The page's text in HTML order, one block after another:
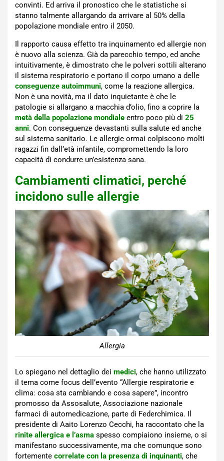
convinti. Ed arriva il pronostico che le statistiche si
stanno talmente allargando da arrivare al 50% della
popolazione mondiale entro il 2050.
Il rapporto causa effetto tra inquinamento ed allergie non
è nuovo alla scienza. Già da parecchio tempo, ed anche
intuitivamente, è dimostrato che le polveri sottili alterano
il sistema respiratorio e portano il corpo umano a delle
conseguenze autoimmuni, come la reazione allergica.
Non è una novità, ma il dato inquietante è che le
patologie si allargano a macchia d’olio, fino a coprire la
metà della popolazione mondiale entro poco più di 25
anni. Con conseguenze devastanti sulla salute ed anche
sul sistema sanitario. Le allergie ormai colpiscono molti
ragazzi fin dall’età infantile, compromettendo la loro
capacità di condurre un’esistenza sana.
Cambiamenti climatici, perché
incidono sulle allergie
Allergia
Lo spiegano nel dettaglio dei medici, che hanno utilizzato
il tema come focus dell’evento “Allergie respiratorie e
clima: cosa sta cambiando e cosa sapere”, incontro
promosso da Assosalute, Associazione nazionale
farmaci di automedicazione, parte di Federchimica. Il
presidente di Aaito Lorenzo Cecchi, ha raccontato che la
rinite allergica e l’asma spesso compiaiono insieme, o si
manifestano successivamente, ma che comunque sono
fortemente correlate con la presenza di inquinanti, che